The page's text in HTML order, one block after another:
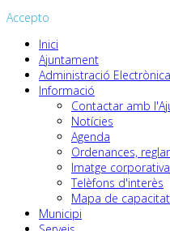
Accepto
Inici
Ajuntament
Administració Electrònica
Informació
Contactar amb
Notícies
Agenda
Ordenances,
Imatge corporativa
Telèfons d'interès
Mapa de
Municipi